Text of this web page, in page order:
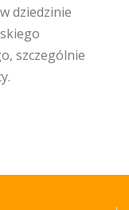
dziedzinie
szczególnie